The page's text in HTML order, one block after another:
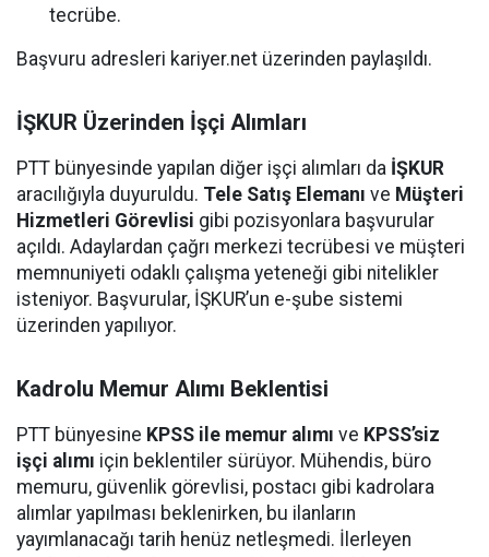
tecrübe.
Başvuru adresleri kariyer.net üzerinden paylaşıldı.
İŞKUR Üzerinden İşçi Alımları
PTT bünyesinde yapılan diğer işçi alımları da İŞKUR
aracılığıyla duyuruldu. Tele Satış Elemanı ve Müşteri
Hizmetleri Görevlisi gibi pozisyonlara başvurular
açıldı. Adaylardan çağrı merkezi tecrübesi ve müşteri
memnuniyeti odaklı çalışma yeteneği gibi nitelikler
isteniyor. Başvurular, İŞKUR’un e-şube sistemi
üzerinden yapılıyor.
Kadrolu Memur Alımı Beklentisi
PTT bünyesine KPSS ile memur alımı ve KPSS’siz
işçi alımı için beklentiler sürüyor. Mühendis, büro
memuru, güvenlik görevlisi, postacı gibi kadrolara
alımlar yapılması beklenirken, bu ilanların
yayımlanacağı tarih henüz netleşmedi. İlerleyen